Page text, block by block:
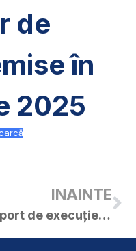
de
în
2025
INAINTE
Raport de execuție bugetară la 31.01.2025